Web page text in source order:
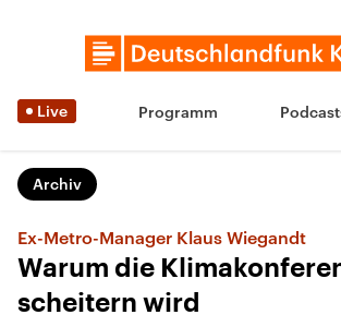
Live Programm
Archiv
Ex-Metro-Manager Klaus Wiegandt
Warum die
scheitern wird